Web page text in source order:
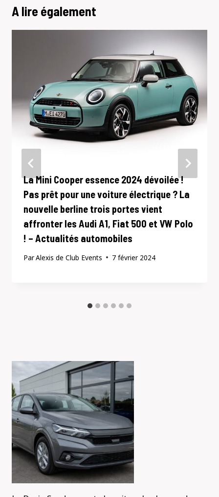
A lire également
La Mini Cooper essence 2024 dévoilée !
Pas prêt pour une voiture électrique ? La
nouvelle berline trois portes vient
affronter les Audi A1, Fiat 500 et VW Polo
! – Actualités automobiles
ParAlexis de Club Events 7 février 2024